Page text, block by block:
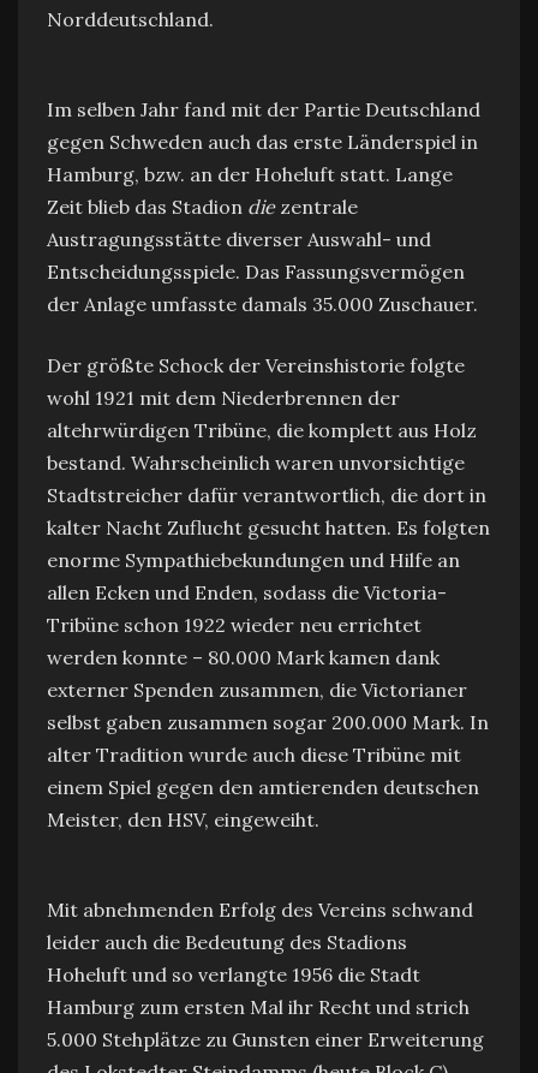
Norddeutschland.
Im selben Jahr fand mit der Partie Deutschland
gegen Schweden auch das erste Länderspiel in
Hamburg, bzw. an der Hoheluft statt. Lange
Zeit blieb das Stadion diezentrale
Austragungsstätte diverser Auswahl- und
Entscheidungsspiele. Das Fassungsvermögen
der Anlage umfasste damals 35.000 Zuschauer.
Der größte Schock der Vereinshistorie folgte
wohl 1921 mit dem Niederbrennen der
altehrwürdigen Tribüne, die komplett aus Holz
bestand. Wahrscheinlich waren unvorsichtige
Stadtstreicher dafür verantwortlich, die dort in
kalter Nacht Zuflucht gesucht hatten. Es folgten
enorme Sympathiebekundungen und Hilfe an
allen Ecken und Enden, sodass die Victoria-
Tribüne schon 1922 wieder neu errichtet
werden konnte – 80.000 Mark kamen dank
externer Spenden zusammen, die Victorianer
selbst gaben zusammen sogar 200.000 Mark. In
alter Tradition wurde auch diese Tribüne mit
einem Spiel gegen den amtierenden deutschen
Meister, den HSV, eingeweiht.
Mit abnehmenden Erfolg des Vereins schwand
leider auch die Bedeutung des Stadions
Hoheluft und so verlangte 1956 die Stadt
Hamburg zum ersten Mal ihr Recht und strich
5.000 Stehplätze zu Gunsten einer Erweiterung